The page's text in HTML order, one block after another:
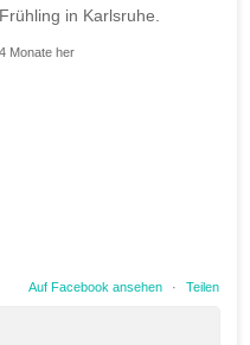
Frühling in Karlsruhe.
4 Monate her
Auf Facebook ansehen · Teilen